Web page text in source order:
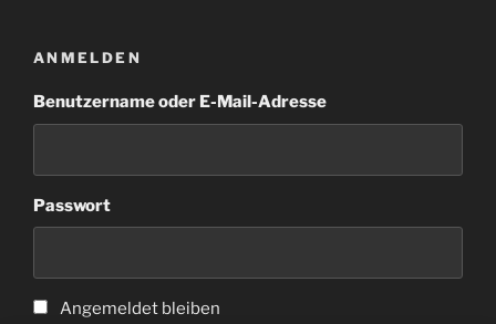
ANMELDEN
Benutzername oder E-Mail-Adresse
Passwort
Angemeldet bleiben